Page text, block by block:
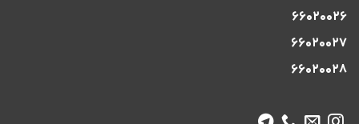
66020026
66020027
66020028